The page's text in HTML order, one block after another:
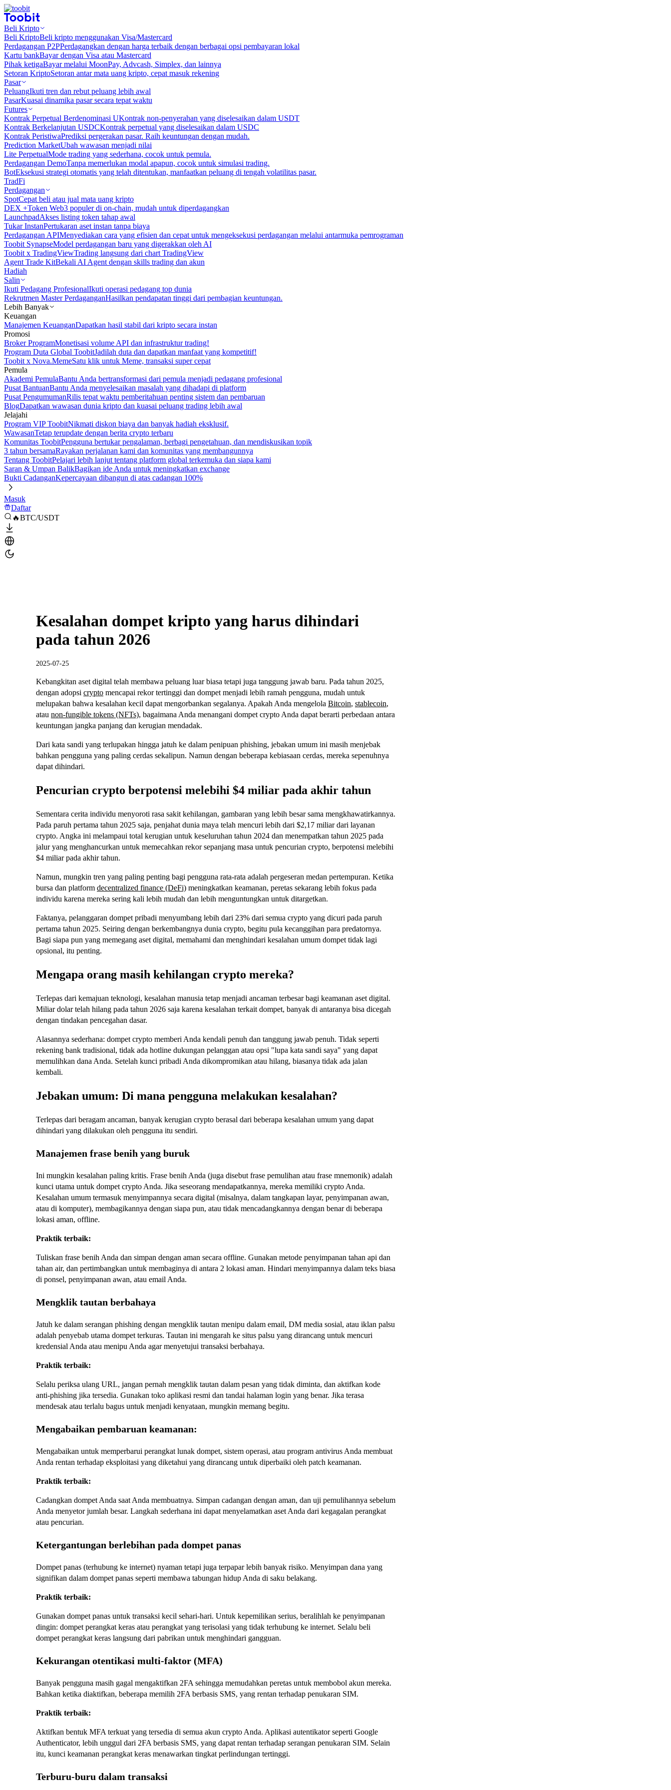
Beli Kripto
Beli KriptoBeli kripto menggunakan Visa/Mastercard
Perdagangan P2PPerdagangkan dengan harga terbaik dengan berbagai opsi pembayaran lokal
Kartu bankBayar dengan Visa atau Mastercard
Pihak ketigaBayar melalui MoonPay, Advcash, Simplex, dan lainnya
Setoran KriptoSetoran antar mata uang kripto, cepat masuk rekening
Pasar
PeluangIkuti tren dan rebut peluang lebih awal
PasarKuasai dinamika pasar secara tepat waktu
Futures
Kontrak Perpetual Berdenominasi UKontrak non-penyerahan yang diselesaikan dalam USDT
Kontrak Berkelanjutan USDCKontrak perpetual yang diselesaikan dalam USDC
Kontrak PeristiwaPrediksi pergerakan pasar. Raih keuntungan dengan mudah.
Prediction MarketUbah wawasan menjadi nilai
Lite PerpetualMode trading yang sederhana, cocok untuk pemula.
Perdagangan DemoTanpa memerlukan modal apapun, cocok untuk simulasi trading.
BotEksekusi strategi otomatis yang telah ditentukan, manfaatkan peluang di tengah volatilitas pasar.
TradFi
Perdagangan
SpotCepat beli atau jual mata uang kripto
DEX +Token Web3 populer di on-chain, mudah untuk diperdagangkan
LaunchpadAkses listing token tahap awal
Tukar InstanPertukaran aset instan tanpa biaya
Perdagangan APIMenyediakan cara yang efisien dan cepat untuk mengeksekusi perdagangan melalui antarmuka pemrograman
Toobit SynapseModel perdagangan baru yang digerakkan oleh AI
Toobit x TradingViewTrading langsung dari chart TradingView
Agent Trade KitBekali AI Agent dengan skills trading dan akun
Hadiah
Salin
Ikuti Pedagang ProfesionalIkuti operasi pedagang top dunia
Rekrutmen Master PerdaganganHasilkan pendapatan tinggi dari pembagian keuntungan.
Lebih Banyak
Keuangan
Manajemen KeuanganDapatkan hasil stabil dari kripto secara instan
Promosi
Broker ProgramMonetisasi volume API dan infrastruktur trading!
Program Duta Global ToobitJadilah duta dan dapatkan manfaat yang kompetitif!
Toobit x Nova.MemeSatu klik untuk Meme, transaksi super cepat
Pemula
Akademi PemulaBantu Anda bertransformasi dari pemula menjadi pedagang profesional
Pusat BantuanBantu Anda menyelesaikan masalah yang dihadapi di platform
Pusat PengumumanRilis tepat waktu pemberitahuan penting sistem dan pembaruan
BlogDapatkan wawasan dunia kripto dan kuasai peluang trading lebih awal
Jelajahi
Program VIP ToobitNikmati diskon biaya dan banyak hadiah eksklusif.
WawasanTetap terupdate dengan berita crypto terbaru
Komunitas ToobitPengguna bertukar pengalaman, berbagi pengetahuan, dan mendiskusikan topik
3 tahun bersamaRayakan perjalanan kami dan komunitas yang membangunnya
Tentang ToobitPelajari lebih lanjut tentang platform global terkemuka dan siapa kami
Saran & Umpan BalikBagikan ide Anda untuk meningkatkan exchange
Bukti CadanganKepercayaan dibangun di atas cadangan 100%
Masuk
Daftar
🔥BTC/USDT
Kesalahan dompet kripto yang harus dihindari
pada tahun 2026
2025-07-25
Kebangkitan aset digital telah membawa peluang luar biasa tetapi juga tanggung jawab baru. Pada tahun 2025,
dengan adopsi crypto mencapai rekor tertinggi dan dompet menjadi lebih ramah pengguna, mudah untuk
melupakan bahwa kesalahan kecil dapat mengorbankan segalanya. Apakah Anda mengelola Bitcoin, stablecoin,
atau non-fungible tokens (NFTs), bagaimana Anda menangani dompet crypto Anda dapat berarti perbedaan antara
keuntungan jangka panjang dan kerugian mendadak.
Dari kata sandi yang terlupakan hingga jatuh ke dalam penipuan phishing, jebakan umum ini masih menjebak
bahkan pengguna yang paling cerdas sekalipun. Namun dengan beberapa kebiasaan cerdas, mereka sepenuhnya
dapat dihindari.
Pencurian crypto berpotensi melebihi $4 miliar pada akhir tahun
Sementara cerita individu menyoroti rasa sakit kehilangan, gambaran yang lebih besar sama mengkhawatirkannya.
Pada paruh pertama tahun 2025 saja, penjahat dunia maya telah mencuri lebih dari $2,17 miliar dari layanan
crypto. Angka ini melampaui total kerugian untuk keseluruhan tahun 2024 dan menempatkan tahun 2025 pada
jalur yang menghancurkan untuk memecahkan rekor sepanjang masa untuk pencurian crypto, berpotensi melebihi
$4 miliar pada akhir tahun.
Namun, mungkin tren yang paling penting bagi pengguna rata-rata adalah pergeseran medan pertempuran. Ketika
bursa dan platform decentralized finance (DeFi) meningkatkan keamanan, peretas sekarang lebih fokus pada
individu karena mereka sering kali lebih mudah dan lebih menguntungkan untuk ditargetkan.
Faktanya, pelanggaran dompet pribadi menyumbang lebih dari 23% dari semua crypto yang dicuri pada paruh
pertama tahun 2025. Seiring dengan berkembangnya dunia crypto, begitu pula kecanggihan para predatornya.
Bagi siapa pun yang memegang aset digital, memahami dan menghindari kesalahan umum dompet tidak lagi
opsional, itu penting.
Mengapa orang masih kehilangan crypto mereka?
Terlepas dari kemajuan teknologi, kesalahan manusia tetap menjadi ancaman terbesar bagi keamanan aset digital.
Miliar dolar telah hilang pada tahun 2026 saja karena kesalahan terkait dompet, banyak di antaranya bisa dicegah
dengan tindakan pencegahan dasar.
Alasannya sederhana: dompet crypto memberi Anda kendali penuh dan tanggung jawab penuh. Tidak seperti
rekening bank tradisional, tidak ada hotline dukungan pelanggan atau opsi "lupa kata sandi saya" yang dapat
memulihkan dana Anda. Setelah kunci pribadi Anda dikompromikan atau hilang, biasanya tidak ada jalan
kembali.
Jebakan umum: Di mana pengguna melakukan kesalahan?
Terlepas dari beragam ancaman, banyak kerugian crypto berasal dari beberapa kesalahan umum yang dapat
dihindari yang dilakukan oleh pengguna itu sendiri.
Manajemen frase benih yang buruk
Ini mungkin kesalahan paling kritis. Frase benih Anda (juga disebut frase pemulihan atau frase mnemonik) adalah
kunci utama untuk dompet crypto Anda. Jika seseorang mendapatkannya, mereka memiliki crypto Anda.
Kesalahan umum termasuk menyimpannya secara digital (misalnya, dalam tangkapan layar, penyimpanan awan,
atau di komputer), membagikannya dengan siapa pun, atau tidak mencadangkannya dengan benar di beberapa
lokasi aman, offline.
Praktik terbaik:
Tuliskan frase benih Anda dan simpan dengan aman secara offline. Gunakan metode penyimpanan tahan api dan
tahan air, dan pertimbangkan untuk membaginya di antara 2 lokasi aman. Hindari menyimpannya dalam teks biasa
di ponsel, penyimpanan awan, atau email Anda.
Mengklik tautan berbahaya
Jatuh ke dalam serangan phishing dengan mengklik tautan menipu dalam email, DM media sosial, atau iklan palsu
adalah penyebab utama dompet terkuras. Tautan ini mengarah ke situs palsu yang dirancang untuk mencuri
kredensial Anda atau menipu Anda agar menyetujui transaksi berbahaya.
Praktik terbaik:
Selalu periksa ulang URL, jangan pernah mengklik tautan dalam pesan yang tidak diminta, dan aktifkan kode
anti-phishing jika tersedia. Gunakan toko aplikasi resmi dan tandai halaman login yang benar. Jika terasa
mendesak atau terlalu bagus untuk menjadi kenyataan, mungkin memang begitu.
Mengabaikan pembaruan keamanan:
Mengabaikan untuk memperbarui perangkat lunak dompet, sistem operasi, atau program antivirus Anda membuat
Anda rentan terhadap eksploitasi yang diketahui yang dirancang untuk diperbaiki oleh patch keamanan.
Praktik terbaik:
Cadangkan dompet Anda saat Anda membuatnya. Simpan cadangan dengan aman, dan uji pemulihannya sebelum
Anda menyetor jumlah besar. Langkah sederhana ini dapat menyelamatkan aset Anda dari kegagalan perangkat
atau pencurian.
Ketergantungan berlebihan pada dompet panas
Dompet panas (terhubung ke internet) nyaman tetapi juga terpapar lebih banyak risiko. Menyimpan dana yang
signifikan dalam dompet panas seperti membawa tabungan hidup Anda di saku belakang.
Praktik terbaik:
Gunakan dompet panas untuk transaksi kecil sehari-hari. Untuk kepemilikan serius, beralihlah ke penyimpanan
dingin: dompet perangkat keras atau perangkat yang terisolasi yang tidak terhubung ke internet. Selalu beli
dompet perangkat keras langsung dari pabrikan untuk menghindari gangguan.
Kekurangan otentikasi multi-faktor (MFA)
Banyak pengguna masih gagal mengaktifkan 2FA sehingga memudahkan peretas untuk membobol akun mereka.
Bahkan ketika diaktifkan, beberapa memilih 2FA berbasis SMS, yang rentan terhadap penukaran SIM.
Praktik terbaik:
Aktifkan bentuk MFA terkuat yang tersedia di semua akun crypto Anda. Aplikasi autentikator seperti Google
Authenticator, lebih unggul dari 2FA berbasis SMS, yang dapat rentan terhadap serangan penukaran SIM. Selain
itu, kunci keamanan perangkat keras menawarkan tingkat perlindungan tertinggi.
Terburu-buru dalam transaksi